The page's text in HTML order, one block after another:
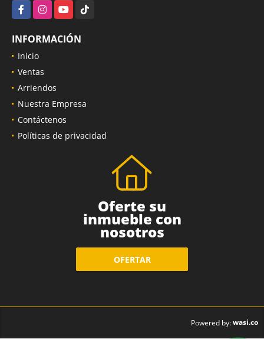
FacebookInstagramYouTubeTikTok
INFORMACIÓN
Inicio
Ventas
Arriendos
Nuestra Empresa
Contáctenos
Políticas de privacidad
Oferte su
inmueble con
nosotros
OFERTAR
Powered by:wasi.co